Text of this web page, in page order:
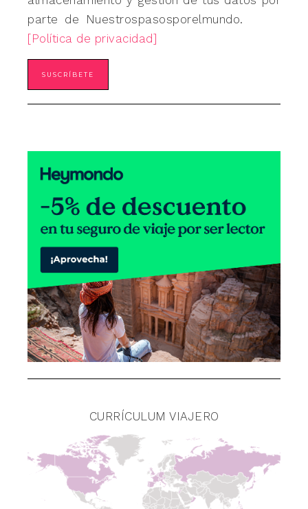
parte de Nuestrospasosporelmundo.
[Política de privacidad]
CURRÍCULUM VIAJERO